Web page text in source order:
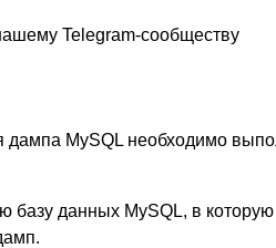
Telegram-сообществу
дампа MySQL необходимо
базу данных MySQL, в